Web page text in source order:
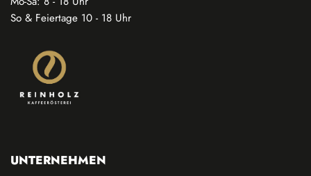
So & Feiertage 10 - 18 Uhr
UNTERNEHMEN